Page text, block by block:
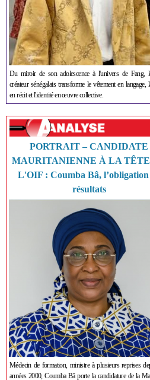
Du miroir de son adolescence à l'univers de Fang,
créateur sénégalais transforme le vêtement en langage,
en récit et l'identité en œuvre collective.
PORTRAIT – CANDIDATE
MAURITANIENNE À LA
L'OIF : Coumba Bâ, l’obligation
résultats
Médecin de formation, ministre à plusieurs reprises
années 2000, Coumba Bâ porte la candidature de la